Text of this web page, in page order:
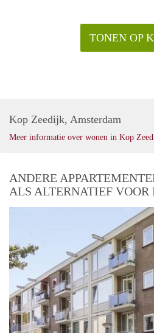
TONEN OP
Kop Zeedijk, Amsterdam
Meer informatie over wonen in Kop
ANDERE
ALS ALTERNATIEF VOOR